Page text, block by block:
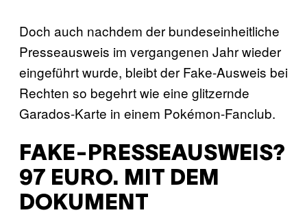
Doch auch nachdem der bundeseinheitliche
Presseausweis im vergangenen Jahr wieder
eingeführt wurde, bleibt der Fake-Ausweis bei
Rechten so begehrt wie eine glitzernde
Garados-Karte in einem Pokémon-Fanclub.
FAKE-PRESSEAUSWEIS?
97 EURO. MIT DEM
DOKUMENT